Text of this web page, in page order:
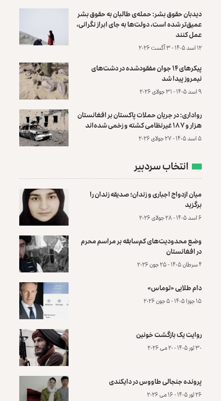
دیدبان حقوق بشر: حمله‌ی طالبان به حقوق بشر
عمیق‌تر شده است، دولت‌ها به جای ابراز نگرانی،
عمل کنند
۱۲ اسد ۱۴۰۵ - ۳ آگست ۲۰۲۶
پیکرهای ۱۴ جوان مفقودشده در دشت‌های
نیمروز پیدا شد
۹ اسد ۱۴۰۵ - ۳۱ جولای ۲۰۲۶
رواداری: در جریان حملات پاکستان بر افغانستان
هزار و ۱۸۷ غیرنظامی کشته و زخمی شده‌اند
۵ اسد ۱۴۰۵ - ۲۷ جولای ۲۰۲۶
انتخاب سردبیر
میان ازدواج اجباری و زندان؛ صدیقه زندان را
برگزید
۶ اسد ۱۴۰۵ - ۲۸ جولای ۲۰۲۶
وضع محدودیت‌های کم‌سابقه بر مراسم محرم
در افغانستان
۴ سرطان ۱۴۰۵ - ۲۵ جون ۲۰۲۶
دام طلایی «توماس»
۱۵ جوزا ۱۴۰۵ - ۵ جون ۲۰۲۶
روایت یک بازگشت خونین
۳۰ ثور ۱۴۰۵ - ۲۰ می ۲۰۲۶
پرونده‌ جنجالی طاووس در دایکندی
۲۶ ثور ۱۴۰۵ - ۱۶ می ۲۰۲۶